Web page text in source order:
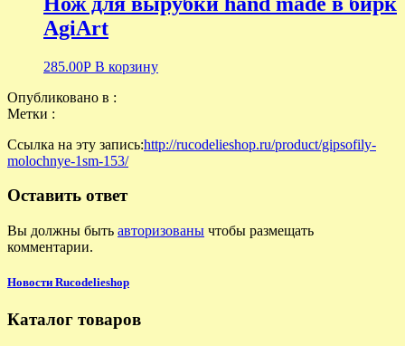
AgiArt
285.00Р В корзину
Опубликовано в :
Метки :
Ссылка на эту запись:http://rucodelieshop.ru/product/gipsofily-
molochnye-1sm-153/
Оставить ответ
Вы должны быть авторизованы чтобы размещать
комментарии.
Новости Rucodelieshop
Каталог товаров